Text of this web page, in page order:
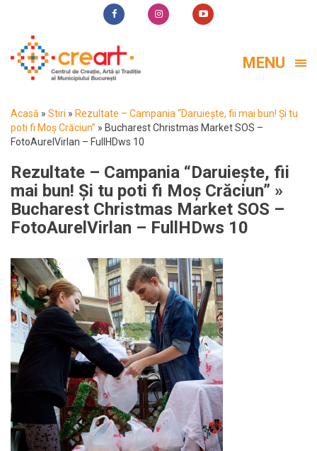
MENU
Acasă » Stiri » Rezultate – Campania “Daruiește, fii mai bun! Și tu
poti fi Moș Crăciun” » Bucharest Christmas Market SOS –
FotoAurelVirlan – FullHDws 10
Rezultate – Campania “Daruiește, fii
mai bun! Și tu poti fi Moș Crăciun” »
Bucharest Christmas Market SOS –
FotoAurelVirlan – FullHDws 10